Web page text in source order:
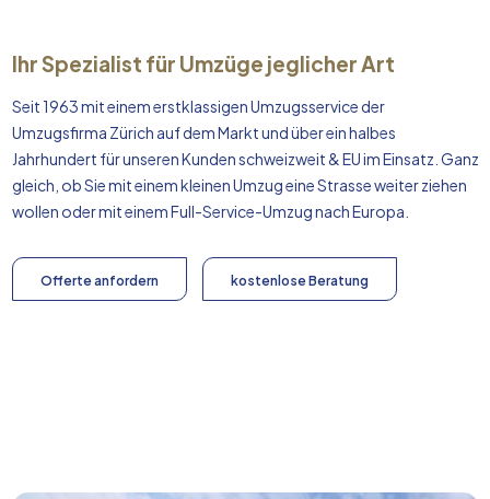
Ihr Spezialist für Umzüge jeglicher Art
Seit 1963 mit einem erstklassigen Umzugsservice der
Umzugsfirma Zürich auf dem Markt und über ein halbes
Jahrhundert für unseren Kunden schweizweit & EU im Einsatz. Ganz
gleich, ob Sie mit einem kleinen Umzug eine Strasse weiter ziehen
wollen oder mit einem Full-Service-Umzug nachEuropa
Offerte anfordern kostenlose Beratung